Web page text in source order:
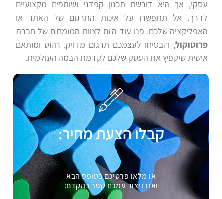
עסקי, אך היא דורשת תכנון קפדני ושותפים מקצועיים
לדרך. אל תתפשרו על איכות התרגום של האתר או
האפליקציה שלכם. פנו עוד היום לצוות המומחים של חברת
פרוטוקול, והבטיחו לעצמכם תרגום מדויק, רהוט ומותאם
אישית שיקפיץ את העסק שלכם לקדמת הבמה העולמית.
קבלו הצעת מחיר:
או מלאו פרטיכם בטופס הבא
ואנו ניצור עמכם קשר בהקדם: